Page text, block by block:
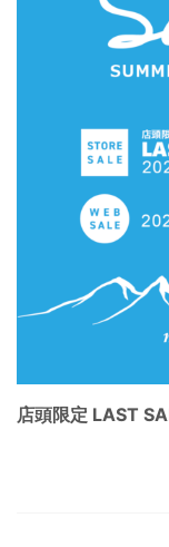
店頭限定 LAST